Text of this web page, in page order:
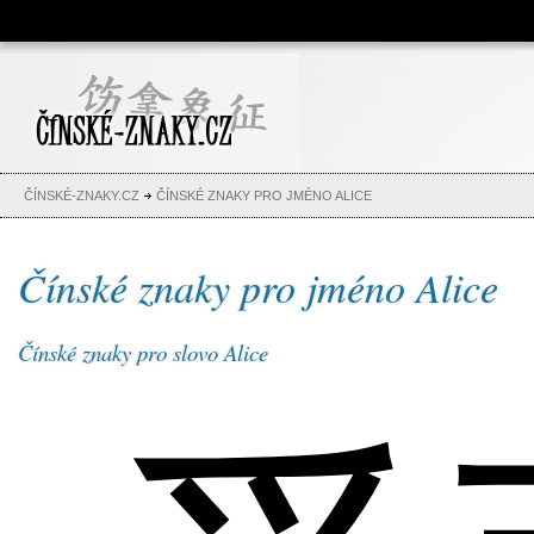
Čínské znaky, česko-čínský
slovník, abeceda, jména,
tetování
ČÍNSKÉ-ZNAKY.CZ ČÍNSKÉ ZNAKY PRO JMÉNO ALICE
Čínské znaky pro jméno Alice
Čínské znaky pro slovo Alice